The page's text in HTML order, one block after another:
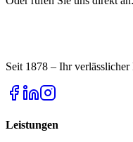
Seit 1878 – Ihr
Leistungen